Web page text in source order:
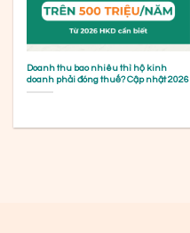
Doanh thu bao nhiêu thì hộ kinh
doanh phải đóng thuế? Cập nhật 2026